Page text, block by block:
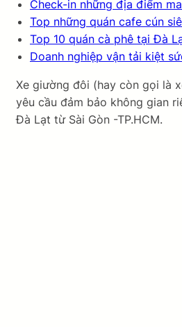
Check-in những địa điểm
Top những quán cafe cún
Top 10 quán cà phê tại Đà
Doanh nghiệp vận tải kiệt
Xe giường đôi (hay còn gọi là
yêu cầu đảm bảo không gian
Đà Lạt từ Sài Gòn -TP.HCM.